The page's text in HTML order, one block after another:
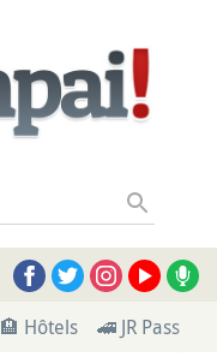
🏨 Hôtels 🚄 JR Pass